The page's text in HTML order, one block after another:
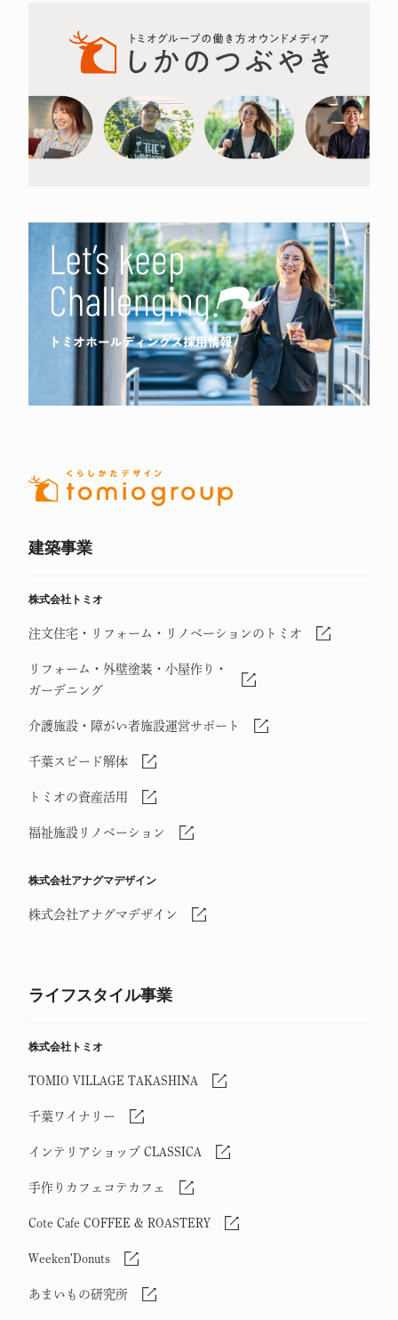
建築事業
株式会社トミオ
注文住宅・リフォーム・リノベーションのトミオ
リフォーム・外壁塗装・小屋作り・
ガーデニング
介護施設・障がい者施設運営サポート
千葉スピード解体
トミオの資産活用
福祉施設リノベーション
株式会社アナグマデザイン
株式会社アナグマデザイン
ライフスタイル事業
株式会社トミオ
TOMIO VILLAGE TAKASHINA
千葉ワイナリー
インテリアショップ CLASSICA
手作りカフェコテカフェ
Cote Cafe COFFEE & ROASTERY
Weeken'Donuts
あまいもの研究所